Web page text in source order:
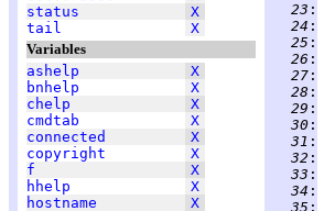
status
X
tail
X
Variables
ashelp
X
bnhelp
X
chelp
X
cmdtab
X
connected
X
copyright
X
f
X
hhelp
X
hostname
X
  23
:
  24
:
  25
:
  26
:
  27
:
  28
:
  29
:
  30
:
  31
:
  32
:
  33
:
  34
:
  35
: